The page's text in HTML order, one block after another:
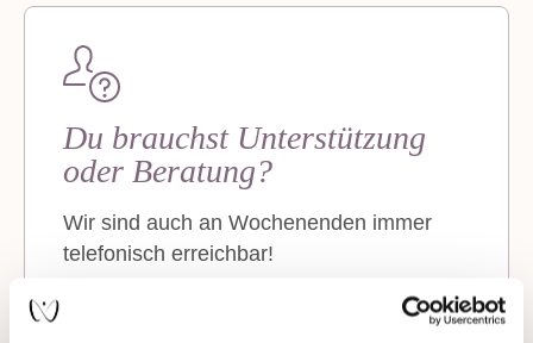
Du brauchst Unterstützung
oder Beratung?
Wir sind auch an Wochenenden immer
telefonisch erreichbar!